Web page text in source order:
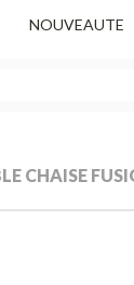
NOUVEAUTE
CHAISE